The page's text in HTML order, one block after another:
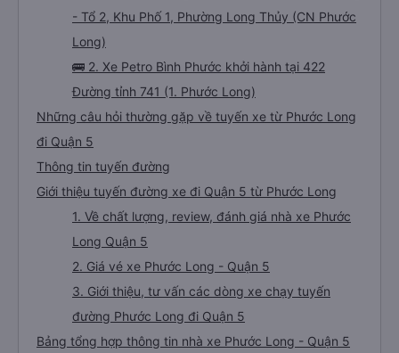
- Tổ 2, Khu Phố 1, Phường Long Thủy (CN Phước
Long)
🚌 2. Xe Petro Bình Phước khởi hành tại 422
Đường tỉnh 741 (1. Phước Long)
Những câu hỏi thường gặp về tuyến xe từ Phước Long
đi Quận 5
Thông tin tuyến đường
Giới thiệu tuyến đường xe đi Quận 5 từ Phước Long
1. Về chất lượng, review, đánh giá nhà xe Phước
Long Quận 5
2. Giá vé xe Phước Long - Quận 5
3. Giới thiệu, tư vấn các dòng xe chạy tuyến
đường Phước Long đi Quận 5
Bảng tổng hợp thông tin nhà xe Phước Long - Quận 5